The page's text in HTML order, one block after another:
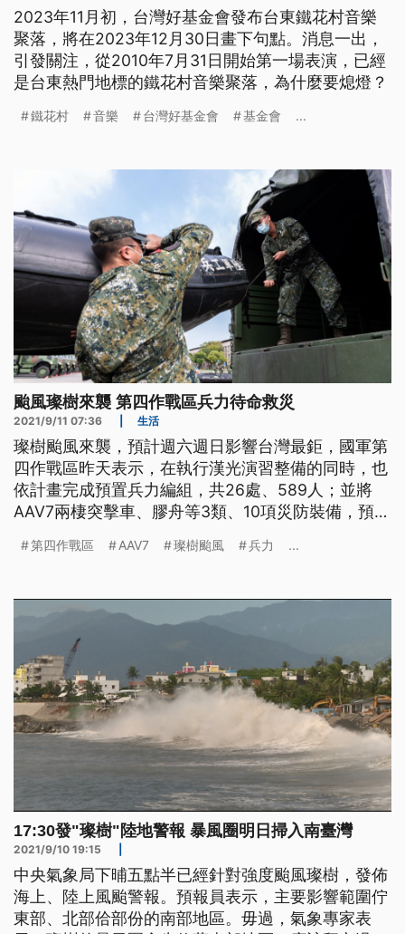
2023年11月初，台灣好基金會發布台東鐵花村音樂
聚落，將在2023年12月30日畫下句點。消息一出，
引發關注，從2010年7月31日開始第一場表演，已經
是台東熱門地標的鐵花村音樂聚落，為什麼要熄燈？
鐵花村 音樂 台灣好基金會 基金會 ...
颱風璨樹來襲 第四作戰區兵力待命救災
2021/9/11 07:36 生活
璨樹颱風來襲，預計週六週日影響台灣最鉅，國軍第
四作戰區昨天表示，在執行漢光演習整備的同時，也
依計畫完成預置兵力編組，共26處、589人；並將
AAV7兩棲突擊車、膠舟等3類、10項災防裝備，預置
第四作戰區 AAV7 璨樹颱風 兵力 ...
17:30發"璨樹"陸地警報 暴風圈明日掃入南臺灣
2021/9/10 19:15
中央氣象局下晡五點半已經針對強度颱風璨樹，發佈
海上、陸上風颱警報。預報員表示，主要影響範圍佇
東部、北部佮部份的南部地區。毋過，氣象專家表